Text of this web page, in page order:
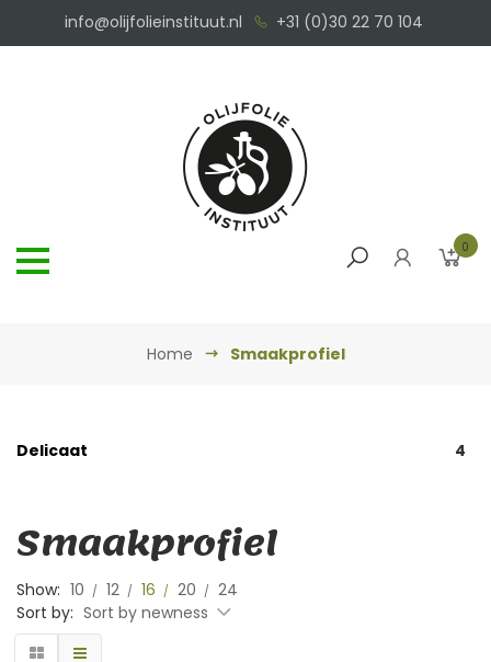
info@olijfolieinstituut.nl +31 (0)30 22 70 104
0
Home Smaakprofiel
Delicaat 4
Smaakprofiel
Show: 10 12 16 20
24
Sort by: Sort by newness